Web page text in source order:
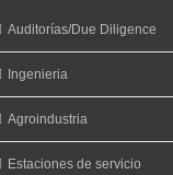
Auditorías/Due Diligence
Ingenieria
Agroindustria
Estaciones de servicio